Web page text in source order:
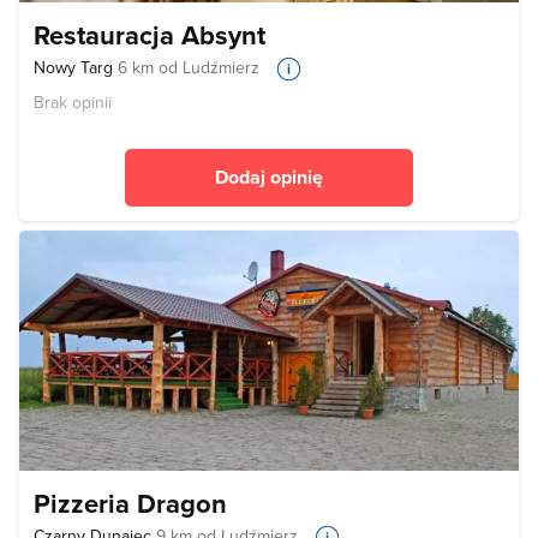
Restauracja Absynt
Nowy Targ 6 km od Ludźmierz
Brak opinii
Dodaj opinię
Pizzeria Dragon